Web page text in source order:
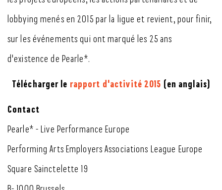
lobbying menés en 2015 par la ligue et revient, pour finir,
sur les événements qui ont marqué les 25 ans
d'existence de Pearle*.
Télécharger le rapport d'activité 2015 (en anglais)
Contact
Pearle* - Live Performance Europe
Performing Arts Employers Associations League Europe
Square Sainctelette 19